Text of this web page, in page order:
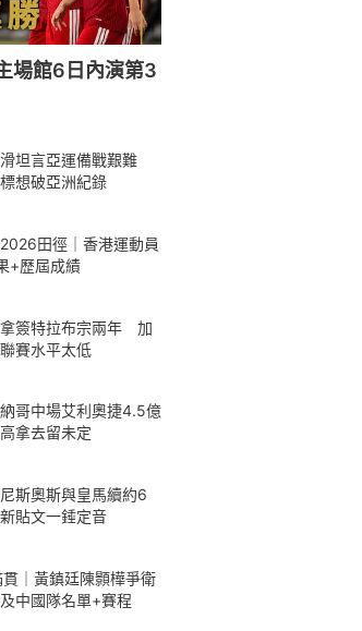
場館6日內演第3
坦言亞運備戰艱難
想破亞洲紀錄
田徑｜香港運動員
+歷屆成績
拿簽特拉布宗兩年 加
賽水平太低
哥中場艾利奧捷4.5億
拿去留未定
斯奧斯與皇馬續約6
貼文一錘定音
｜黃鎮廷陳顥樺爭衛
中國隊名單+賽程